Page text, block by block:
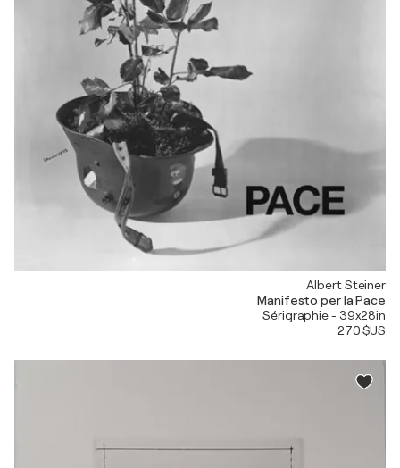
Albert Steiner
Manifesto per la Pace
Sérigraphie - 39x28in
270 $US